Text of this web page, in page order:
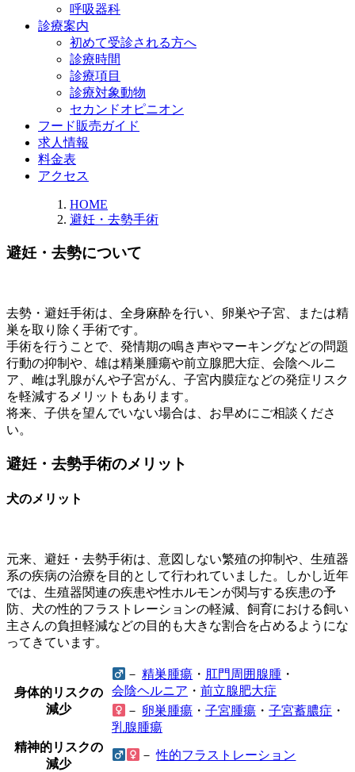
呼吸器科
診療案内
初めて受診される方へ
診療時間
診療項目
診療対象動物
セカンドオピニオン
フード販売ガイド
求人情報
料金表
アクセス
HOME
避妊・去勢手術
避妊・去勢について
去勢・避妊手術は、全身麻酔を行い、卵巣や子宮、または精
巣を取り除く手術です。
手術を行うことで、発情期の鳴き声やマーキングなどの問題
行動の抑制や、雄は精巣腫瘍や前立腺肥大症、会陰ヘルニ
ア、雌は乳腺がんや子宮がん、子宮内膜症などの発症リスク
を軽減するメリットもあります。
将来、子供を望んでいない場合は、お早めにご相談くださ
い。
避妊・去勢手術のメリット
犬のメリット
元来、避妊・去勢手術は、意図しない繁殖の抑制や、生殖器
系の疾病の治療を目的として行われていました。しかし近年
では、生殖器関連の疾患や性ホルモンが関与する疾患の予
防、犬の性的フラストレーションの軽減、飼育における飼い
主さんの負担軽減などの目的も大きな割合を占めるようにな
ってきています。
身体的リスクの
減少
－精巣腫瘍 ・ 肛門周囲腺腫 ・
会陰ヘルニア ・ 前立腺肥大症
－ 卵巣腫瘍 ・子宮腫瘍 ・子宮蓄膿症 ・
乳腺腫瘍
精神的リスクの
減少
－性的フラストレーション